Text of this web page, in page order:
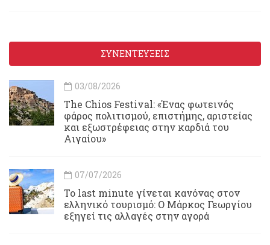
ΣΥΝΕΝΤΕΥΞΕΙΣ
03/08/2026
Τhe Chios Festival: «Ένας φωτεινός
φάρος πολιτισμού, επιστήμης, αριστείας
και εξωστρέφειας στην καρδιά του
Αιγαίου»
07/07/2026
Το last minute γίνεται κανόνας στον
ελληνικό τουρισμό: Ο Μάρκος Γεωργίου
εξηγεί τις αλλαγές στην αγορά